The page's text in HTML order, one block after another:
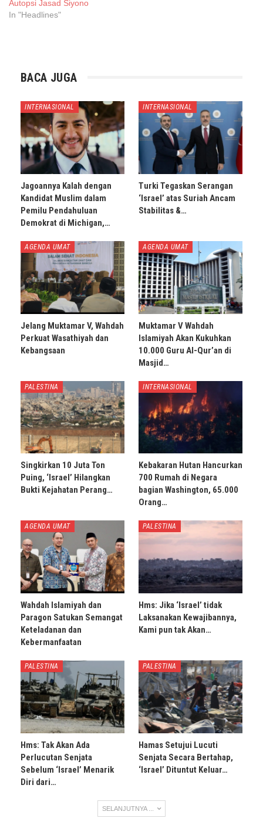
Autopsi Jasad Siyono
In "Headlines"
BACA JUGA
INTERNASIONAL
Jagoannya Kalah dengan
Kandidat Muslim dalam
Pemilu Pendahuluan
Demokrat di Michigan,…
INTERNASIONAL
Turki Tegaskan Serangan
‘Israel’ atas Suriah Ancam
Stabilitas &…
AGENDA UMAT
Jelang Muktamar V, Wahdah
Perkuat Wasathiyah dan
Kebangsaan
AGENDA UMAT
Muktamar V Wahdah
Islamiyah Akan Kukuhkan
10.000 Guru Al-Qur’an di
Masjid…
PALESTINA
Singkirkan 10 Juta Ton
Puing, ‘Israel’ Hilangkan
Bukti Kejahatan Perang…
INTERNASIONAL
Kebakaran Hutan Hancurkan
700 Rumah di Negara
bagian Washington, 65.000
Orang…
AGENDA UMAT
Wahdah Islamiyah dan
Paragon Satukan Semangat
Keteladanan dan
Kebermanfaatan
PALESTINA
Hms: Jika ‘Israel’ tidak
Laksanakan Kewajibannya,
Kami pun tak Akan…
PALESTINA
Hms: Tak Akan Ada
Perlucutan Senjata
Sebelum ‘Israel’ Menarik
Diri dari…
PALESTINA
Hamas Setujui Lucuti
Senjata Secara Bertahap,
‘Israel’ Dituntut Keluar…
SELANJUTNYA ...